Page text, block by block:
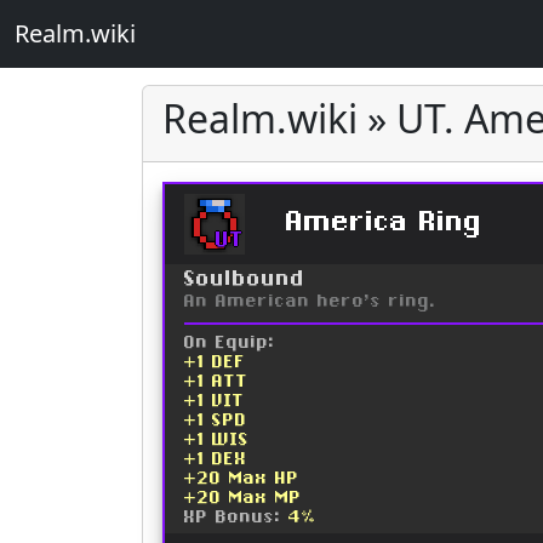
Realm.wiki
Realm.wiki » UT.
UT
America Ring
Soulbound
An American hero's ring.
On Equip:
+1 DEF
+1 ATT
+1 VIT
+1 SPD
+1 WIS
+1 DEX
+20 Max HP
+20 Max MP
XP Bonus: 4%